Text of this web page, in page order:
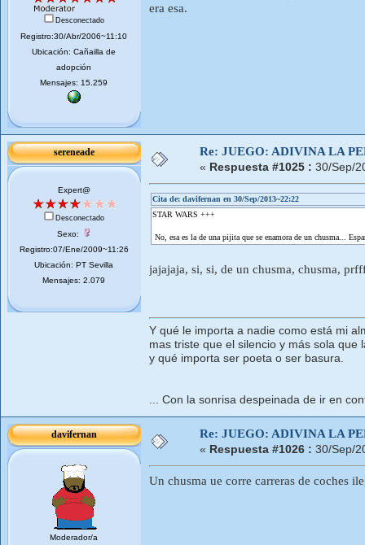
Desconectado
Registro:30/Abr/2006~11:10
Ubicación: Cañailla de
adopción
Mensajes: 15.259
era esa.
sereneade
Expert@
Desconectado
Sexo:
Registro:07/Ene/2009~11:26
Ubicación: PT Sevilla
Mensajes: 2.079
Re: JUEGO: ADIVINA LA
« Respuesta #1025 : 30/Sep/
Cita de: davifernan en 30/Sep/2013~22:22
STAR WARS +++
No, esa es la de una pijita que se enamora de un chusma...
jajajaja, si, si, de un chusma, chusma,
Y qué le importa a nadie como está mi
mas triste que el silencio y más sola que
y qué importa ser poeta o ser basura.
... Con la sonrisa despeinada de ir en
davifernan
Moderador/a
Re: JUEGO: ADIVINA LA
« Respuesta #1026 : 30/Sep/
Un chusma ue corre carreras de coches